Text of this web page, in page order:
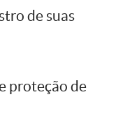
de suas
proteção de